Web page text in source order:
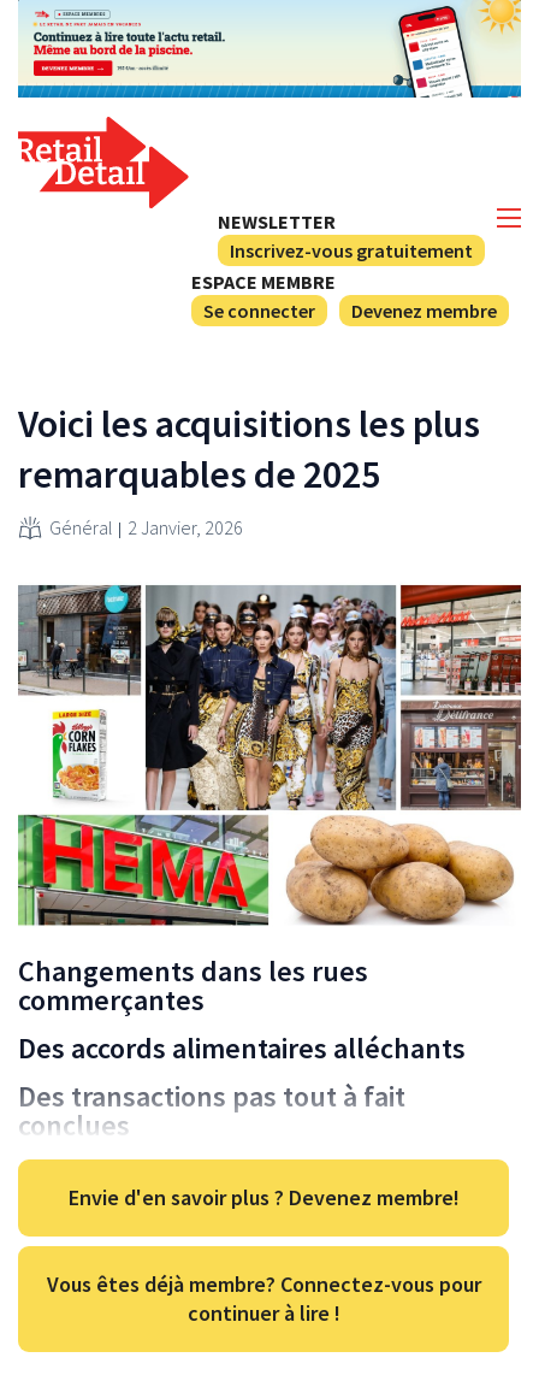
NEWSLETTER
Inscrivez-vous gratuitement
ESPACE MEMBRE
Se connecter
Devenez membre
Voici les acquisitions les plus
remarquables de 2025
Général 2 Janvier, 2026
Changements dans les rues
commerçantes
Des accords alimentaires alléchants
Des transactions pas tout à fait
conclues
Envie d'en savoir plus ? Devenez membre!
Vous êtes déjà membre? Connectez-vous pour
continuer à lire !